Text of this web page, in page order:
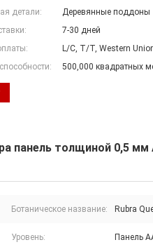
детали:
Деревянные поддоны
7-30 дней
L/C, T/T, Western
500,000 квадратных
панель толщиной 0,5 мм
Ботаническое название: Rubra
Уровень: Панель